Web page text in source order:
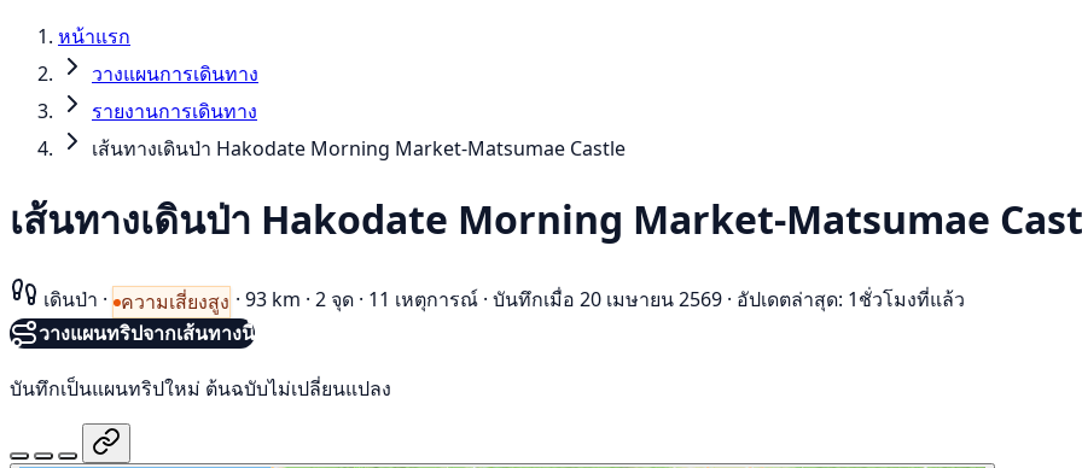
หน้าแรก
วางแผนการเดินทาง
รายงานการเดินทาง
เส้นทางเดินป่า Hakodate Morning Market-Matsumae Castle
เส้นทางเดินป่า Hakodate Morning Market-Matsumae
เดินป่า · ความเสี่ยงสูง · 93 km · 2 จุด · 11 เหตุการณ์ · บันทึกเมื่อ 20 เมษายน 2569 · อัปเดตล่าสุด: 1ชั่วโมงที่แล้ว
วางแผนทริปจากเส้นทางนี้
บันทึกเป็นแผนทริปใหม่ ต้นฉบับไม่เปลี่ยนแปลง